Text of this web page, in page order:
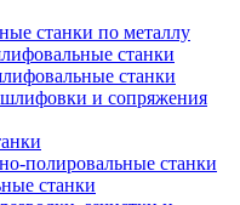
станки по металлу
станки
станки
и сопряжения
полировальные станки
станки